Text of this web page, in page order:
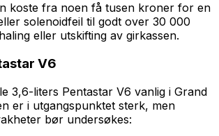
koste fra noen få tusen kroner for en
solenoidfeil til godt over 30 000
eller utskifting av girkassen.
V6
3,6-liters Pentastar V6 vanlig i Grand
er i utgangspunktet sterk, men
bør undersøkes: